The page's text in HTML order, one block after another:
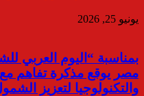
يونيو 25, 2026
بمناسبة “اليوم العربي
مصر يوقع مذكرة تفاهم مع
والتكنولوجيا لتعزيز